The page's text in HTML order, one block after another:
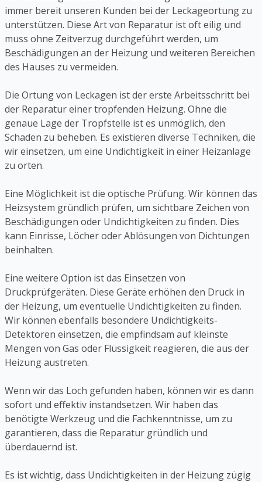
immer bereit unseren Kunden bei der Leckageortung zu
unterstützen. Diese Art von Reparatur ist oft eilig und
muss ohne Zeitverzug durchgeführt werden, um
Beschädigungen an der Heizung und weiteren Bereichen
des Hauses zu vermeiden.
Die Ortung von Leckagen ist der erste Arbeitsschritt bei
der Reparatur einer tropfenden Heizung. Ohne die
genaue Lage der Tropfstelle ist es unmöglich, den
Schaden zu beheben. Es existieren diverse Techniken, die
wir einsetzen, um eine Undichtigkeit in einer Heizanlage
zu orten.
Eine Möglichkeit ist die optische Prüfung. Wir können das
Heizsystem gründlich prüfen, um sichtbare Zeichen von
Beschädigungen oder Undichtigkeiten zu finden. Dies
kann Einrisse, Löcher oder Ablösungen von Dichtungen
beinhalten.
Eine weitere Option ist das Einsetzen von
Druckprüfgeräten. Diese Geräte erhöhen den Druck in
der Heizung, um eventuelle Undichtigkeiten zu finden.
Wir können ebenfalls besondere Undichtigkeits-
Detektoren einsetzen, die empfindsam auf kleinste
Mengen von Gas oder Flüssigkeit reagieren, die aus der
Heizung austreten.
Wenn wir das Loch gefunden haben, können wir es dann
sofort und effektiv instandsetzen. Wir haben das
benötigte Werkzeug und die Fachkenntnisse, um zu
garantieren, dass die Reparatur gründlich und
überdauernd ist.
Es ist wichtig, dass Undichtigkeiten in der Heizung zügig